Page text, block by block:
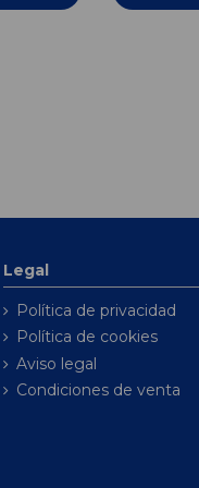
Legal
Política de privacidad
Política de cookies
Aviso legal
Condiciones de venta